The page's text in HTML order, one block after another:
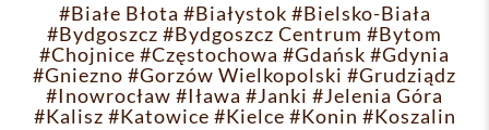
#Białe Błota #Białystok #Bielsko-Biała
#Bydgoszcz #Bydgoszcz Centrum #Bytom
#Chojnice #Częstochowa #Gdańsk #Gdynia
#Gniezno #Gorzów Wielkopolski #Grudziądz
#Inowrocław #Iława #Janki #Jelenia Góra
#Kalisz #Katowice #Kielce #Konin #Koszalin